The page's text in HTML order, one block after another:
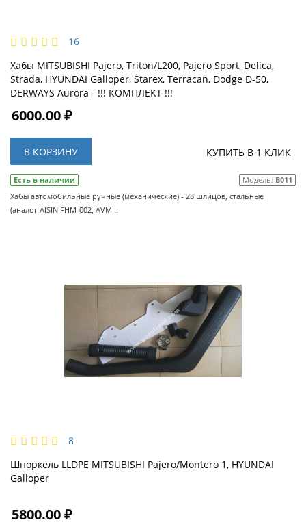
16
Хабы MITSUBISHI Pajero, Triton/L200, Pajero Sport, Delica,
Strada, HYUNDAI Galloper, Starex, Terracan, Dodge D-50,
DERWAYS Aurora - !!! КОМПЛЕКТ !!!
6000.00 ₽
В КОРЗИНУ КУПИТЬ В 1 КЛИК
Есть в наличии Модель: B011
Хабы автомобильные ручные (механические) - 28 шлицов, стальные
(аналог AISIN FHM-002, AVM ..
8
Шноркель LLDPE MITSUBISHI Pajero/Montero 1, HYUNDAI
Galloper
5800.00 ₽